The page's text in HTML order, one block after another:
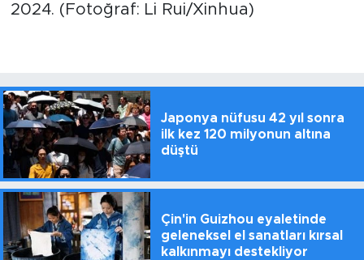
2024. (Fotoğraf: Li Rui/Xinhua)
Japonya nüfusu 42 yıl sonra
ilk kez 120 milyonun altına
düştü
Çin'in Guizhou eyaletinde
geleneksel el sanatları kırsal
kalkınmayı destekliyor